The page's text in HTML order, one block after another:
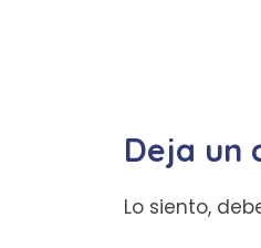
Deja un
Lo siento,